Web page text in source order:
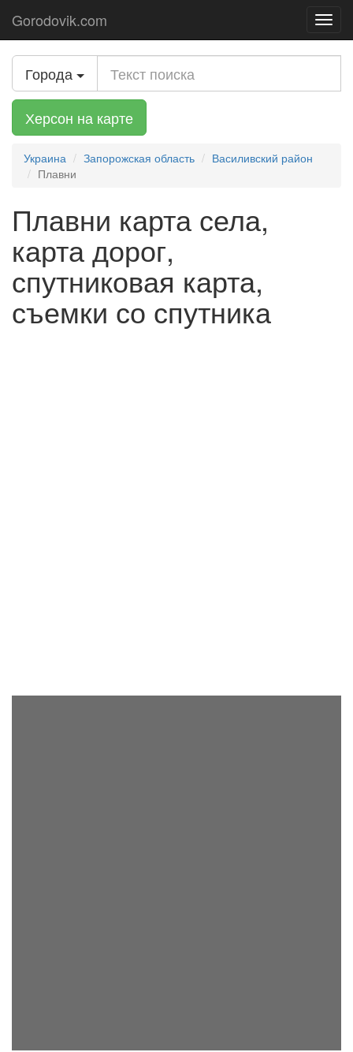
Gorodovik.com
Города
Херсон на карте
Украина Запорожская область
Василивский район
Плавни
Плавни карта села,
карта дорог,
спутниковая карта,
съемки со спутника